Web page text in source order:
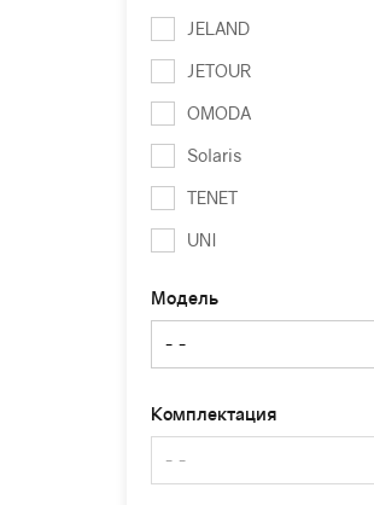
JELAND
JETOUR
OMODA
Solaris
TENET
UNI
Модель
Комплектация